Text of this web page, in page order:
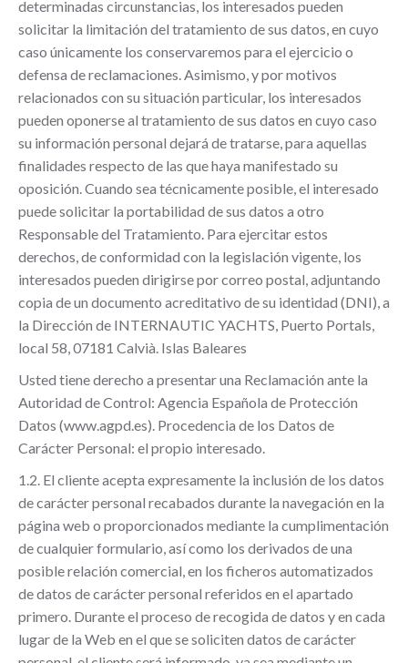
determinadas circunstancias, los interesados pueden
solicitar la limitación del tratamiento de sus datos, en cuyo
caso únicamente los conservaremos para el ejercicio o
defensa de reclamaciones. Asimismo, y por motivos
relacionados con su situación particular, los interesados
pueden oponerse al tratamiento de sus datos en cuyo caso
su información personal dejará de tratarse, para aquellas
finalidades respecto de las que haya manifestado su
oposición. Cuando sea técnicamente posible, el interesado
puede solicitar la portabilidad de sus datos a otro
Responsable del Tratamiento. Para ejercitar estos
derechos, de conformidad con la legislación vigente, los
interesados pueden dirigirse por correo postal, adjuntando
copia de un documento acreditativo de su identidad (DNI), a
la Dirección de INTERNAUTIC YACHTS, Puerto Portals,
local 58, 07181 Calvià. Islas Baleares
Usted tiene derecho a presentar una Reclamación ante la
Autoridad de Control: Agencia Española de Protección
Datos (www.agpd.es). Procedencia de los Datos de
Carácter Personal: el propio interesado.
1.2. El cliente acepta expresamente la inclusión de los datos
de carácter personal recabados durante la navegación en la
página web o proporcionados mediante la cumplimentación
de cualquier formulario, así como los derivados de una
posible relación comercial, en los ficheros automatizados
de datos de carácter personal referidos en el apartado
primero. Durante el proceso de recogida de datos y en cada
lugar de la Web en el que se soliciten datos de carácter